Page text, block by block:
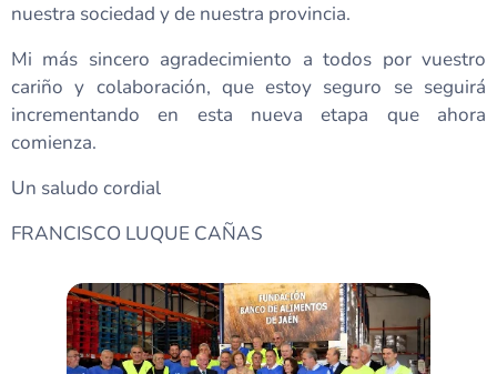
nuestra sociedad y de nuestra provincia.
Mi más sincero agradecimiento a todos por vuestro
cariño y colaboración, que estoy seguro se seguirá
incrementando en esta nueva etapa que ahora
comienza.
Un saludo cordial
FRANCISCO LUQUE CAÑAS